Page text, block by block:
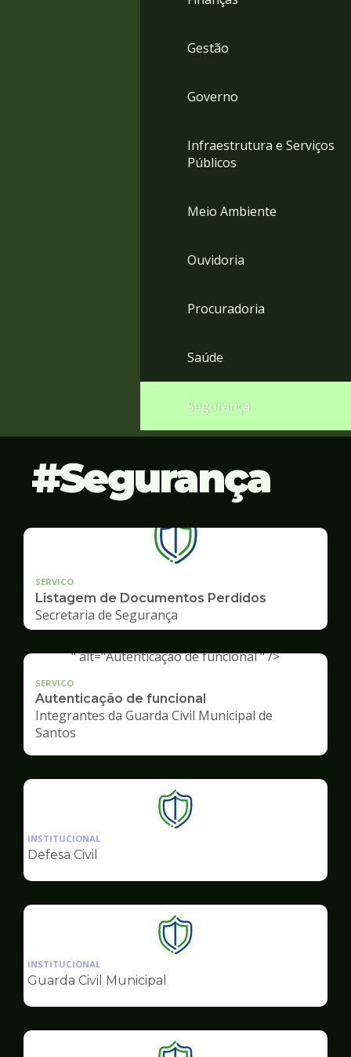
Gestão
Governo
Infraestrutura e Serviços
Públicos
Meio Ambiente
Ouvidoria
Procuradoria
Saúde
Segurança
Segurança
SERVICO
Listagem de Documentos Perdidos
Secretaria de Segurança
" alt="Autenticação de funcional " />
SERVICO
Autenticação de funcional
Integrantes da Guarda Civil Municipal de
Santos
Ilustração
da
Segurança
INSTITUCIONAL
Defesa Civil
Ilustração
da
Segurança
INSTITUCIONAL
Guarda Civil Municipal